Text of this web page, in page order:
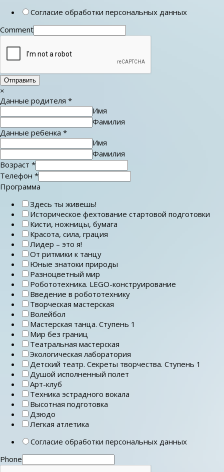
Согласие обработки персональных данных
Comment
Отправить
×
Данные родителя *
Имя
Фамилия
Данные ребенка *
Имя
Фамилия
Возраст *
Телефон *
Программа
Здесь ты живешь!
Историческое фехтование стартовой подготовки
Кисти, ножницы, бумага
Красота, сила, грация
Лидер – это я!
От ритмики к танцу
Юные знатоки природы
Разноцветный мир
Робототехника. LEGO-конструирование
Введение в робототехнику
Творческая мастерская
Волейбол
Мастерская танца. Ступень 1
Мир без границ
Театральная мастерская
Экологическая лаборатория
Детский театр. Секреты творчества. Ступень 1
Душой исполненный полет
Арт-клуб
Техника эстрадного вокала
Высотная подготовка
Дзюдо
Легкая атлетика
Согласие обработки персональных данных
Phone